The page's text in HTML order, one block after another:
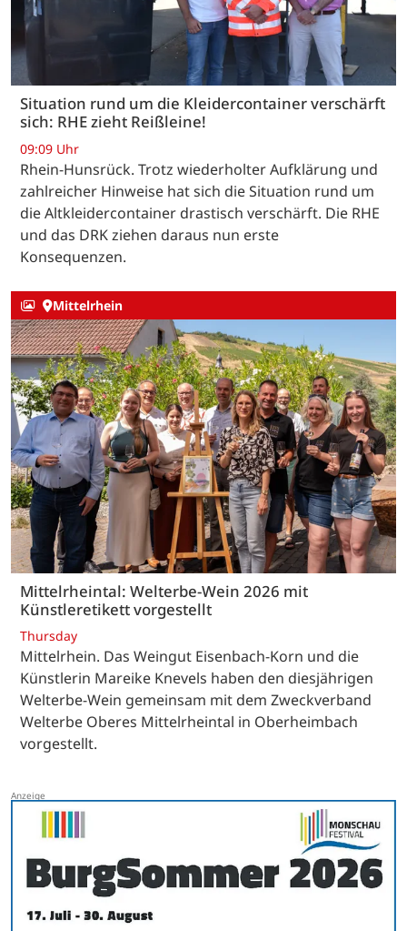
Situation rund um die Kleidercontainer verschärft
sich: RHE zieht Reißleine!
09:09 Uhr
Rhein-Hunsrück. Trotz wiederholter Aufklärung und
zahlreicher Hinweise hat sich die Situation rund um
die Altkleidercontainer drastisch verschärft. Die RHE
und das DRK ziehen daraus nun erste
Konsequenzen.
Mittelrhein
Mittelrheintal: Welterbe-Wein 2026 mit
Künstleretikett vorgestellt
Thursday
Mittelrhein. Das Weingut Eisenbach-Korn und die
Künstlerin Mareike Knevels haben den diesjährigen
Welterbe-Wein gemeinsam mit dem Zweckverband
Welterbe Oberes Mittelrheintal in Oberheimbach
vorgestellt.